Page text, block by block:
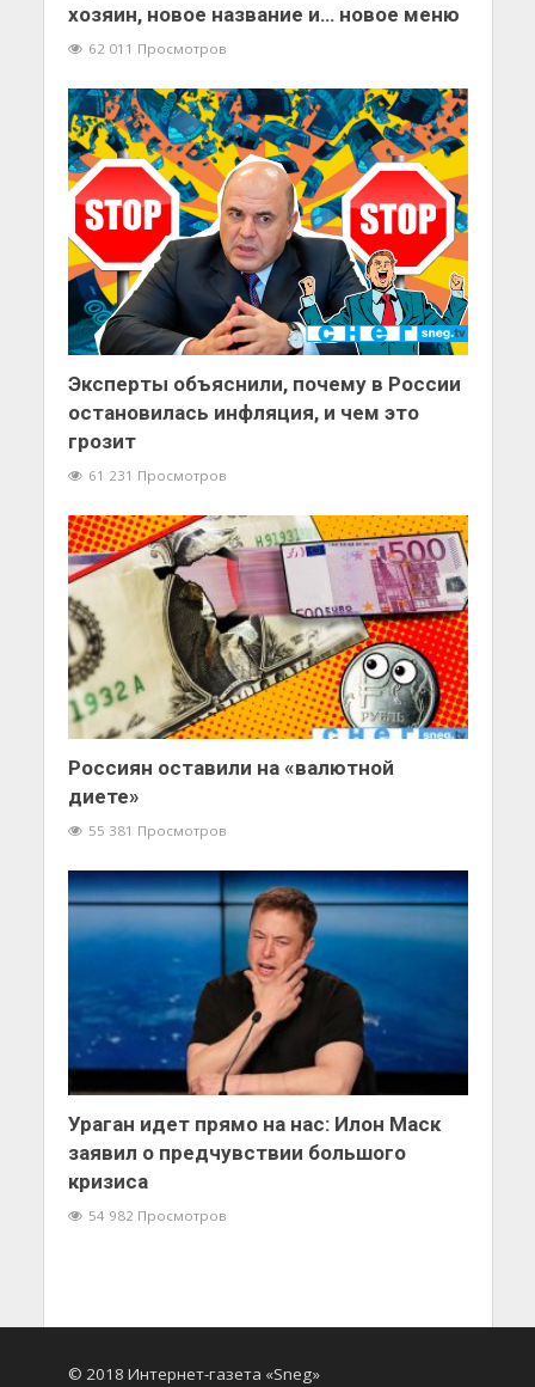
хозяин, новое название и… новое меню
62 011 Просмотров
Эксперты объяснили, почему в России
остановилась инфляция, и чем это
грозит
61 231 Просмотров
Россиян оставили на «валютной
диете»
55 381 Просмотров
Ураган идет прямо на нас: Илон Маск
заявил о предчувствии большого
кризиса
54 982 Просмотров
© 2018 Интернет-газета «Sneg»